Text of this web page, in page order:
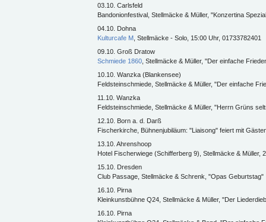
03.10. Carlsfeld
Bandonionfestival, Stellmäcke & Müller, "Konzertina
04.10. Dohna
Kulturcafe M , Stellmäcke - Solo, 15:00 Uhr, 01733782401
09.10. Groß Dratow
Schmiede 1860 , Stellmäcke & Müller, "Der einfache
10.10. Wanzka (Blankensee)
Feldsteinschmiede, Stellmäcke & Müller, "Der einfache
11.10. Wanzka
Feldsteinschmiede, Stellmäcke & Müller, "Herrn Grüns
12.10. Born a. d. Darß
Fischerkirche, Bühnenjubiläum: "Liaisong" feiert mit
13.10. Ahrenshoop
Hotel Fischerwiege (Schifferberg 9), Stellmäcke & Müller,
15.10. Dresden
Club Passage, Stellmäcke & Schrenk, "Opas Geburtstag"
16.10. Pirna
Kleinkunstbühne Q24, Stellmäcke & Müller, "Der
16.10. Pirna